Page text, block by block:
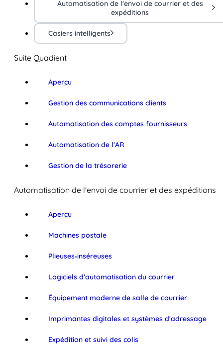
Automatisation de l'envoi de courrier et des
expéditions
Casiers intelligents
Suite Quadient
Aperçu
Gestion des communications clients
Automatisation des comptes fournisseurs
Automatisation de l'AR
Gestion de la trésorerie
Automatisation de l'envoi de courrier et des expéditions
Aperçu
Machines postale
Plieuses‑inséreuses
Logiciels d’automatisation du courrier
Équipement moderne de salle de courrier
Imprimantes digitales et systèmes d'adressage
Expédition et suivi des colis